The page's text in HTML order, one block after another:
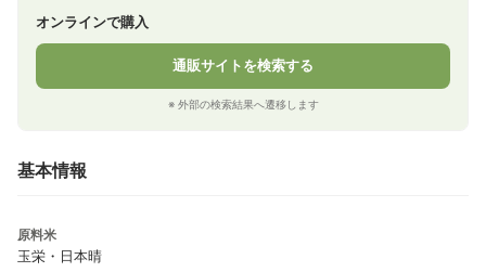
オンラインで購入
通販サイトを検索する
※ 外部の検索結果へ遷移します
基本情報
原料米
玉栄・日本晴